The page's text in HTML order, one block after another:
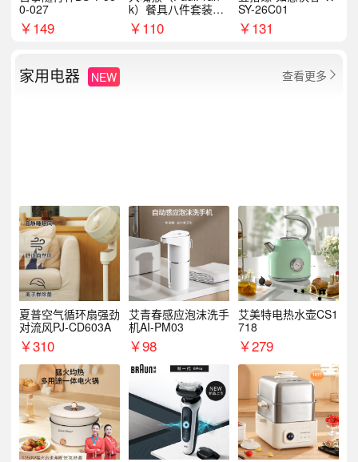
0-027
￥149
k）餐具八件套装HC
T6007
￥110
SY-26C01
￥131
家用电器 NEW 查看更多 
夏普空气循环扇强劲
对流风PJ-CD603A
￥310
艾青春感应泡沫洗手
机AI-PM03
￥98
艾美特电热水壶CS1
718
￥279